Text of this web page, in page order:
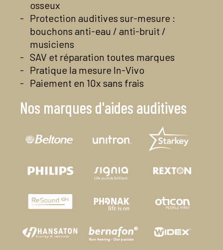
osseux
Protection auditives sur-mesure :
bouchons anti-eau / anti-bruit /
musiciens
SAV et réparation toutes marques
Pratique la mesure In-Vivo
Paiement en 10x sans frais
Nos marques d'aides auditives